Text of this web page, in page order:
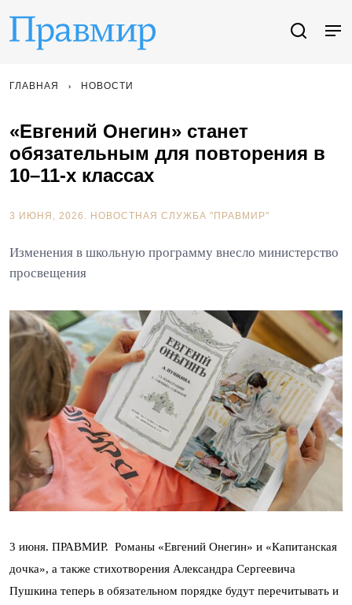
ГЛАВНАЯ НОВОСТИ
«Евгений Онегин» станет
обязательным для повторения в
10–11-х классах
3 ИЮНЯ, 2026. НОВОСТНАЯ СЛУЖБА "ПРАВМИР"
Изменения в школьную программу внесло министерство
просвещения
3 июня. ПРАВМИР. Романы «Евгений Онегин» и «Капитанская
дочка», а также стихотворения Александра Сергеевича
Пушкина теперь в обязательном порядке будут перечитывать и